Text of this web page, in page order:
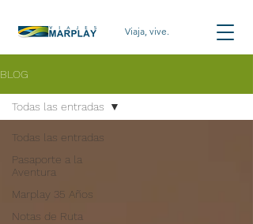
Viaja, vive.
BLOG
Todas las entradas
Pasaporte a la
Aventura
Marplay 35 Años
Notas de Ruta
Todas las entradas